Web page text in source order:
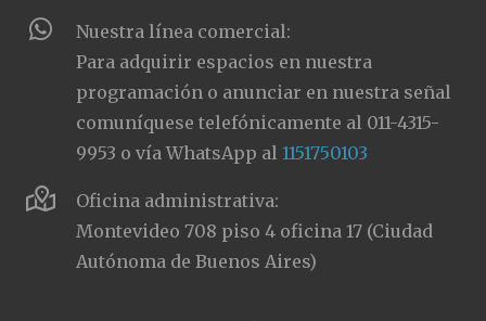
Nuestra línea comercial:
Para adquirir espacios en nuestra
programación o anunciar en nuestra señal
comuníquese telefónicamente al 011-4315-
9953 o vía WhatsApp al1151750103
Oficina administrativa:
Montevideo 708 piso 4 oficina 17 (Ciudad
Autónoma de Buenos Aires)